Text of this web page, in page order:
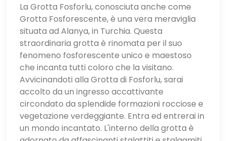
La Grotta Fosforlu, conosciuta anche come
Grotta Fosforescente, è una vera meraviglia
situata ad Alanya, in Turchia. Questa
straordinaria grotta è rinomata per il suo
fenomeno fosforescente unico e maestoso
che incanta tutti coloro che la visitano.
Avvicinandoti alla Grotta di Fosforlu, sarai
accolto da un ingresso accattivante
circondato da splendide formazioni rocciose e
vegetazione verdeggiante. Entra ed entrerai in
un mondo incantato. L'interno della grotta è